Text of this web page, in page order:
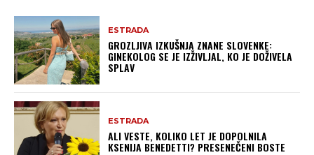
ESTRADA
GROZLJIVA IZKUŠNJA ZNANE SLOVENKE:
GINEKOLOG SE JE IZŽIVLJAL, KO JE DOŽIVELA
SPLAV
ESTRADA
ALI VESTE, KOLIKO LET JE DOPOLNILA
KSENIJA BENEDETTI? PRESENEČENI BOSTE